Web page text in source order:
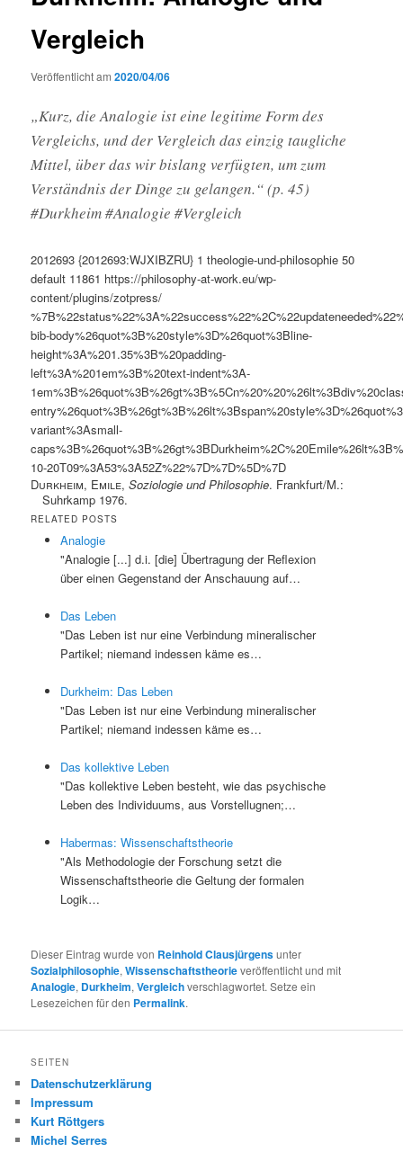
Vergleich
Veröffentlicht am2020/04/06
„Kurz, die Analogie ist eine legitime Form des
Vergleichs, und der Vergleich das einzig taugliche
Mittel, über das wir bislang verfügten, um zum
Verständnis der Dinge zu gelangen.“ (p. 45)
#Durkheim #Analogie #Vergleich
2012693 {2012693:WJXIBZRU} 1 theologie-und-philosophie 50
default 11861 https://philosophy-at-work.eu/wp-
content/plugins/zotpress/
bib-body%26quot%3B%20style%3D%26quot%3Bline-
height%3A%201.35%3B%20padding-
left%3A%201em%3B%20text-indent%3A-
variant%3Asmall-
10-20T09%3A53%3A52Z%22%7D%7D%5D%7D
Durkheim, Emile,Soziologie und Philosophie. Frankfurt/M.:
Suhrkamp 1976.
RELATED POSTS
Analogie
"Analogie [...] d.i. [die] Übertragung der Reflexion
über einen Gegenstand der Anschauung auf…
Das Leben
"Das Leben ist nur eine Verbindung mineralischer
Partikel; niemand indessen käme es…
Durkheim: Das Leben
"Das Leben ist nur eine Verbindung mineralischer
Partikel; niemand indessen käme es…
Das kollektive Leben
"Das kollektive Leben besteht, wie das psychische
Leben des Individuums, aus Vorstellugnen;…
Habermas: Wissenschaftstheorie
"Als Methodologie der Forschung setzt die
Wissenschaftstheorie die Geltung der formalen
Logik…
Dieser Eintrag wurde von Reinhold Clausjürgensunter
Sozialphilosophie,Wissenschaftstheorieveröffentlicht und mit
Analogie, Durkheim,Vergleichverschlagwortet. Setze ein
Lesezeichen für den Permalink.
SEITEN
Datenschutzerklärung
Impressum
Kurt Röttgers
Michel Serres